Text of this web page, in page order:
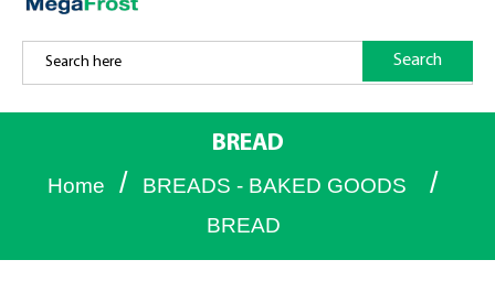
Search
BREAD
Home / BREADS - BAKED GOODS /
BREAD